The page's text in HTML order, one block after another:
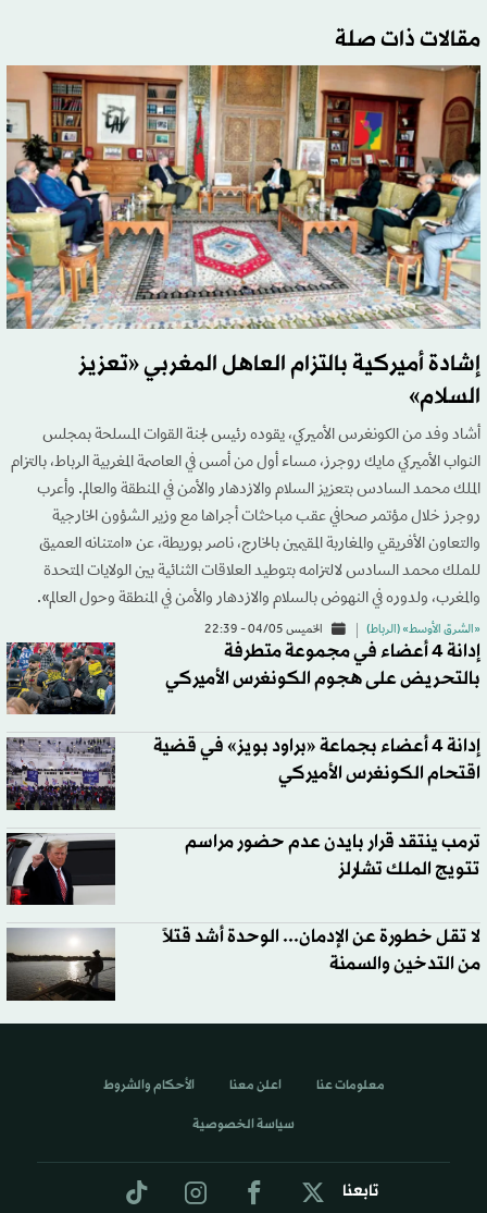
مقالات ذات صلة
إشادة أميركية بالتزام العاهل المغربي «تعزيز
السلام»
أشاد وفد من الكونغرس الأميركي، يقوده رئيس لجنة القوات المسلحة بمجلس
النواب الأميركي مايك روجرز، مساء أول من أمس في العاصمة المغربية الرباط، بالتزام
الملك محمد السادس بتعزيز السلام والازدهار والأمن في المنطقة والعالم. وأعرب
روجرز خلال مؤتمر صحافي عقب مباحثات أجراها مع وزير الشؤون الخارجية
والتعاون الأفريقي والمغاربة المقيمين بالخارج، ناصر بوريطة، عن «امتنانه العميق
للملك محمد السادس لالتزامه بتوطيد العلاقات الثنائية بين الولايات المتحدة
والمغرب، ولدوره في النهوض بالسلام والازدهار والأمن في المنطقة وحول العالم».
«الشرق الأوسط» (الرباط) الخميس 04/05 - 22:39
إدانة 4 أعضاء في مجموعة متطرفة
بالتحريض على هجوم الكونغرس الأميركي
إدانة 4 أعضاء بجماعة «براود بويز» في قضية
اقتحام الكونغرس الأميركي
ترمب ينتقد قرار بايدن عدم حضور مراسم
تتويج الملك تشارلز
لا تقل خطورة عن الإدمان... الوحدة أشد قتلاً
من التدخين والسمنة
تابعنا
معلومات عنا اعلن معنا الأحكام والشروط
سياسة الخصوصية